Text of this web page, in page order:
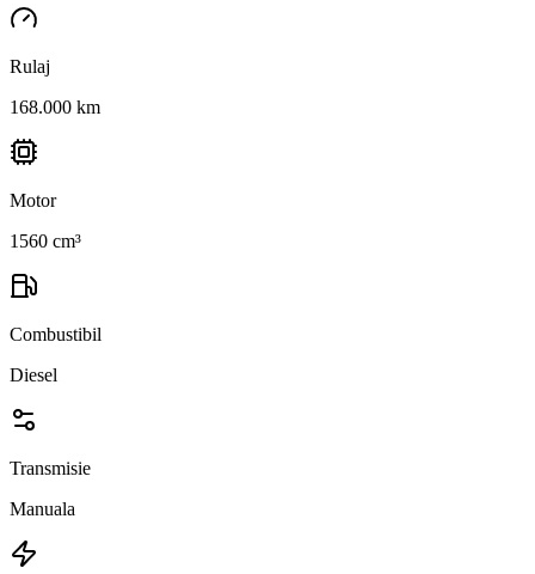
Rulaj
168.000 km
Motor
1560 cm³
Combustibil
Diesel
Transmisie
Manuala